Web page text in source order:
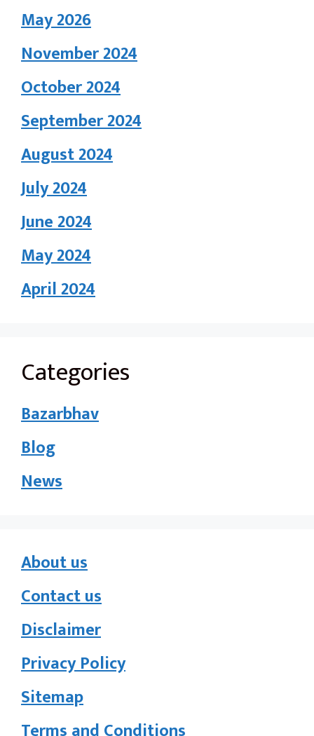
May 2026
November 2024
October 2024
September 2024
August 2024
July 2024
June 2024
May 2024
April 2024
Categories
Bazarbhav
Blog
News
About us
Contact us
Disclaimer
Privacy Policy
Sitemap